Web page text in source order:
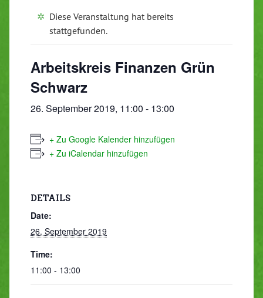
Diese Veranstaltung hat bereits
stattgefunden.
Arbeitskreis Finanzen Grün
Schwarz
26. September 2019, 11:00 - 13:00
+ Zu Google Kalender hinzufügen
+ Zu iCalendar hinzufügen
DETAILS
Date:
26. September 2019
Time:
11:00 - 13:00